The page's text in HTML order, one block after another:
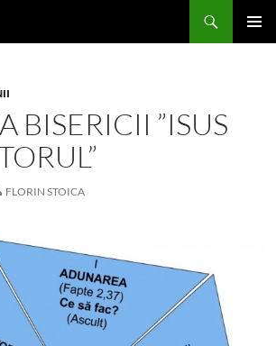
BISERICII ”ISUS
FLORIN STOICA